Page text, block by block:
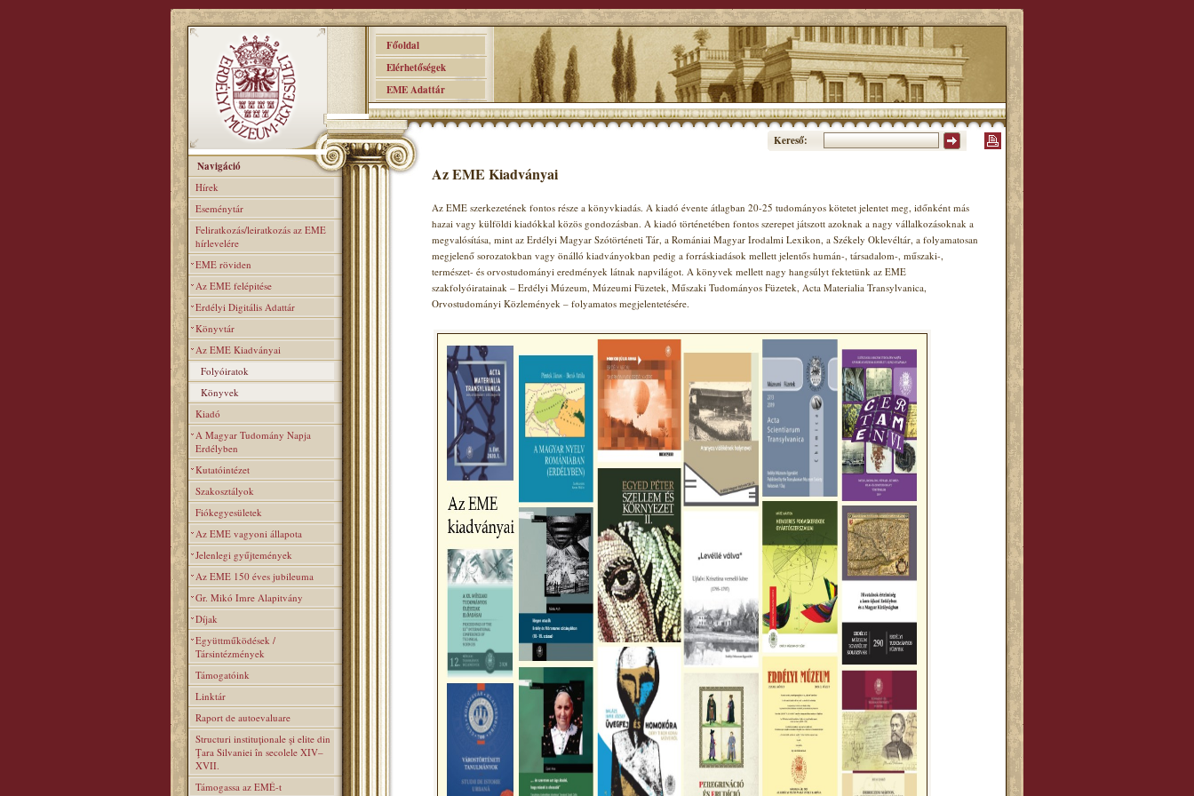
Főoldal
Elérhetőségek
EME Adattár
Kereső:
Navigáció
Hírek
Eseménytár
Feliratkozás/leiratkozás az EME
hírlevelére
EME röviden
Az EME felépitése
Erdélyi Digitális Adattár
Könyvtár
Az EME Kiadványai
Folyóiratok
Könyvek
Kiadó
A Magyar Tudomány Napja
Erdélyben
Kutatóintézet
Szakosztályok
Fiókegyesületek
Az EME vagyoni állapota
Jelenlegi gyűjtemények
Az EME 150 éves jubileuma
Gr. Mikó Imre Alapitvány
Díjak
Együttműködések /
Társintézmények
Támogatóink
Linktár
Raport de autoevaluare
Structuri instituţionale şi elite din
Ţara Silvaniei în secolele XIV–
XVII.
Támogassa az EMÉ-t
Az EME Kiadványai
Az EME szerkezetének fontos része a könyvkiadás. A kiadó évente átlagban 20-25 tudományos kötetet jelentet meg, időnként más
hazai vagy külföldi kiadókkal közös gondozásban. A kiadó történetében fontos szerepet játszott azoknak a nagy vállalkozásoknak a
megvalósítása, mint az Erdélyi Magyar Szótörténeti Tár, a Romániai Magyar Irodalmi Lexikon, a Székely Oklevéltár, a folyamatosan
megjelenő sorozatokban vagy önálló kiadványokban pedig a forráskiadások mellett jelentős humán-, társadalom-, műszaki-,
természet- és orvostudományi eredmények látnak napvilágot. A könyvek mellett nagy hangsúlyt fektetünk az EME
szakfolyóiratainak – Erdélyi Múzeum, Múzeumi Füzetek, Műszaki Tudományos Füzetek, Acta Materialia Transylvanica,
Orvostudományi Közlemények – folyamatos megjelentetésére.